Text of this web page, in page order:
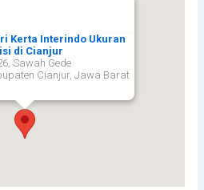
Kerta Interindo Ukuran
di Cianjur
Sawah Gede
Cianjur, Jawa Barat